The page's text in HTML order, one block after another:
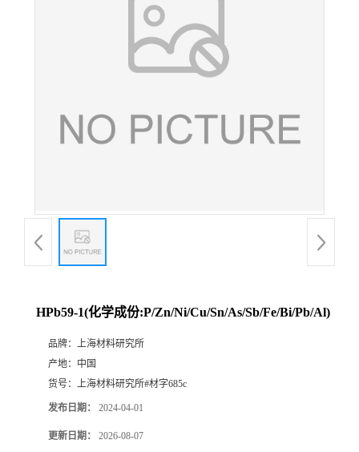
HPb59-1(化学成份:P/Zn/Ni/Cu/Sn/As/Sb/Fe/Bi/Pb/Al)
品牌： 上海材料研究所
产地： 中国
货号： 上海材料研究所#材字685c
发布日期： 2024-04-01
更新日期： 2026-08-07